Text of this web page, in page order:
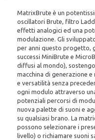
MatrixBrute è un
oscillatori Brute, filtro
effetti analogici ed una
modulazione. Gli
per anni questo progetto,
successi MiniBrute e
diffusi al mondo),
macchina di generazione
e versatilità senza
ogni modulo attraverso
potenziali percorsi di
nuova palette di suoni e
su qualsiasi brano. La
possono selezionare i
livello) o richiamare suoni